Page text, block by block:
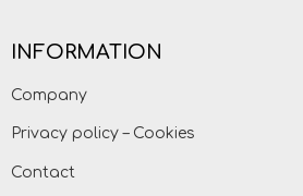
INFORMATION
Company
Privacy policy – Cookies
Contact